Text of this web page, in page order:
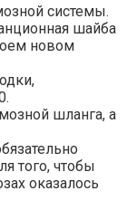
системы.
шайба
новом
шланга, а
того, чтобы
оказалось